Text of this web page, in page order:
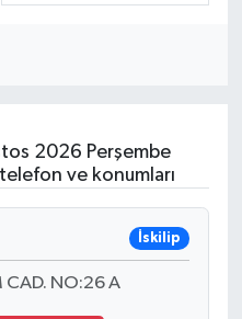
2026 Perşembe
ve konumları
İskilip
CAD. NO:26 A